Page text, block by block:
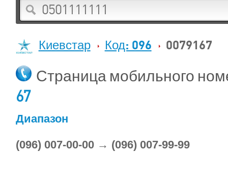
Киевстар Код: 096 0079167
Страница мобильного
67
Диапазон
(096) 007-00-00 → (096) 007-99-99